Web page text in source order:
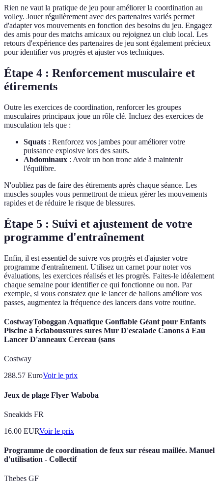
Rien ne vaut la pratique de jeu pour améliorer la coordination au
volley. Jouer régulièrement avec des partenaires variés permet
d'adapter vos mouvements en fonction des besoins du jeu. Engagez
des amis pour des matchs amicaux ou rejoignez un club local. Les
retours d'expérience des partenaires de jeu sont également précieux
pour identifier vos progrès et ajuster vos techniques.
Étape 4 : Renforcement musculaire et
étirements
Outre les exercices de coordination, renforcer les groupes
musculaires principaux joue un rôle clé. Incluez des exercices de
musculation tels que :
Squats : Renforcez vos jambes pour améliorer votre
puissance explosive lors des sauts.
Abdominaux : Avoir un bon tronc aide à maintenir
l'équilibre.
N'oubliez pas de faire des étirements après chaque séance. Les
muscles souples vous permettront de mieux gérer les mouvements
rapides et de réduire le risque de blessures.
Étape 5 : Suivi et ajustement de votre
programme d'entraînement
Enfin, il est essentiel de suivre vos progrès et d'ajuster votre
programme d'entraînement. Utilisez un carnet pour noter vos
évaluations, les exercices réalisés et les progrès. Faites-le idéalement
chaque semaine pour identifier ce qui fonctionne ou non. Par
exemple, si vous constatez que le lancer de ballons améliore vos
passes, augmentez la fréquence des lancers dans votre routine.
CostwayToboggan Aquatique Gonflable Géant pour Enfants
Piscine à Éclaboussures sures Mur D'escalade Canons à Eau
Lancer D'anneaux Cerceau (sans
Costway
288.57 EuroVoir le prix
Jeux de plage Flyer Waboba
Sneakids FR
16.00 EURVoir le prix
Programme de coordination de feux sur réseau maillée. Manuel
d'utilisation - Collectif
Thebes GF